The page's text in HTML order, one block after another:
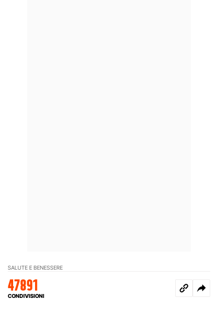
SALUTE E BENESSERE
47891
CONDIVISIONI